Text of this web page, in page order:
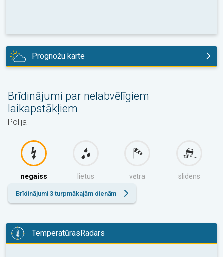
Prognožu karte
Brīdinājumi par nelabvēlīgiem
laikapstākļiem
Polija
negaiss lietus vētra slidens
Brīdinājumi 3 turpmākajām dienām
TemperatūrasRadars